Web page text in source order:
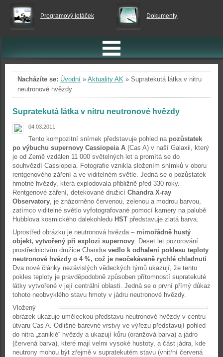
Programový letáček Dokumenty
Nacházíte se: Úvodní » Aktuality AK » Supratekutá látka v nitru
neutronové hvězdy
Supratekutá látka v nitru neutronové hvězdy
04.03.2011
Tento kompozitní snímek představuje pohled na pozůstatek
po výbuchu supernovy Cassiopeia A (Cas A) v naší Galaxii, který
je od Země vzdálen 11 000 světelných let a promítá se do
souhvězdí Cassiopeia. Fotografie vznikla složením snímků v oboru
rentgenového záření a ve viditelném světle. Jedná se o pozůstatek
hmotné hvězdy, která explodovala přibližně před 330 roky.
Rentgenové záření, detekované družicí Chandra X-ray
Observatory, je znázorněno červenou, zelenou a modrou barvou,
zatímco viditelné světlo vyfotografované pomocí kamery na palubě
Hubblova kosmického dalekohledu HST představuje zlatá barva.
Uprostřed obrázku je neutronová hvězda – mimořádně hustý
objekt, vytvořený při explozi supernovy. Deset let pozorování
prostřednictvím družice Chandra vedlo k odhalení poklesu teploty
neutronové hvězdy o 4 %, což je neočekávaně rychlé chladnutí.
Dva nové články nezávislých vědeckých týmů ukazují, že tento
pokles teploty je pravděpodobně způsoben přítomností supratekuté
látky vytvořené v její centrální oblasti. Jedná se o první přímý důkaz
tohoto neobvyklého stavu hmoty v jádru neutronové hvězdy.
Vložený
obrázek ukazuje uměleckou představu neutronové hvězdy v centru
útvaru Cas A. Odlišné barevné vrstvy ve výřezu představují pohled
do nitra „zaniklé“ hvězdy a ukazují kůru (oranžová barva) a jádro
(červená barva), které mají velmi vysoké hustoty, a část jádra, kde
neutrony mohou být zřejmě v supratekutém stavu (vnitřní červená